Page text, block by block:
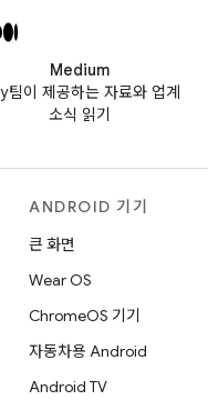
Medium
팀이 제공하는 자료와 업계
소식 읽기
ANDROID 기기
큰 화면
Wear OS
ChromeOS 기기
자동차용 Android
Android TV